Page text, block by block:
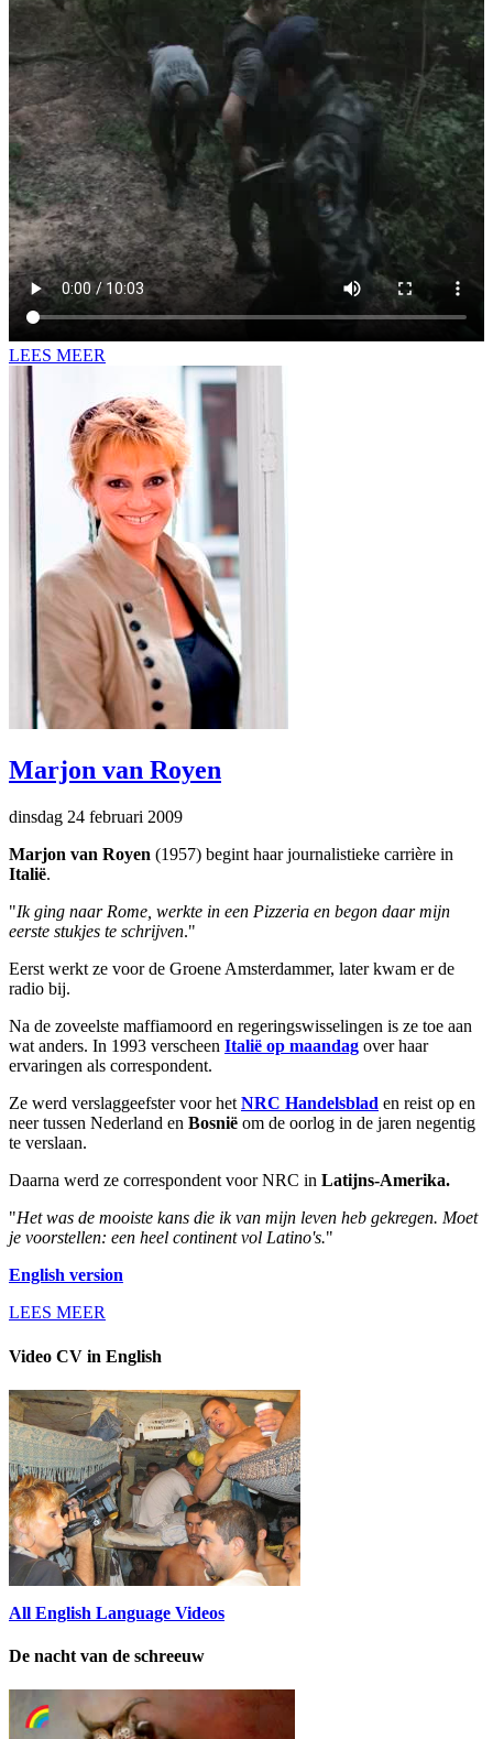
LEES MEER
Marjon van Royen
dinsdag 24 februari 2009
Marjon van Royen (1957) begint haar journalistieke carrière in
Italië.
"Ik ging naar Rome, werkte in een Pizzeria en begon daar mijn
eerste stukjes te schrijven."
Eerst werkt ze voor de Groene Amsterdammer, later kwam er de
radio bij.
Na de zoveelste maffiamoord en regeringswisselingen is ze toe aan
wat anders. In 1993 verscheen Italië op maandag over haar
ervaringen als correspondent.
Ze werd verslaggeefster voor het NRC Handelsblad en reist op en
neer tussen Nederland en Bosnië om de oorlog in de jaren negentig
te verslaan.
Daarna werd ze correspondent voor NRC in Latijns-Amerika.
"Het was de mooiste kans die ik van mijn leven heb gekregen. Moet
je voorstellen: een heel continent vol Latino's."
English version
LEES MEER
Video CV in English
All English Language Videos
De nacht van de schreeuw